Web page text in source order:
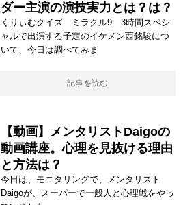
ダー主演の演技実力とは？は？
くりぃむクイズ ミラクル9 3時間スペシ
ャルで出演する予定のイケメン西銘駿につ
いて、今日は調べてみま
記事を読む
【動画】メンタリストDaigoの
動画講座。心理を見抜ける理由
と方法は？
今日は、モニタリングで、メンタリスト
Daigoが、スーパーで一般人と心理戦をやっ